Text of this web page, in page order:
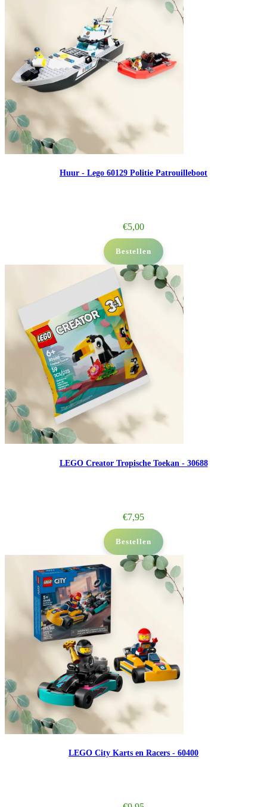
Huur - Lego 60129 Politie Patrouilleboot
€5,00
Bestellen
LEGO Creator Tropische Toekan - 30688
€7,95
Bestellen
LEGO City Karts en Racers - 60400